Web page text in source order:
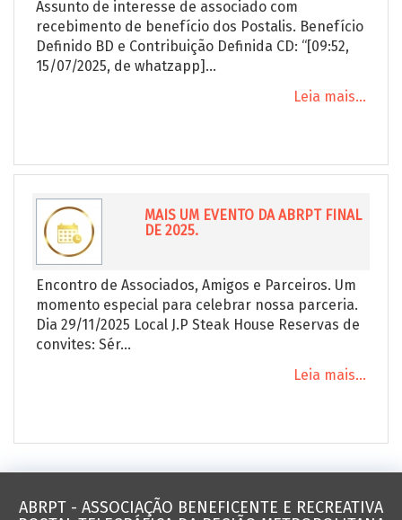
Assunto de interesse de associado com
recebimento de benefício dos Postalis. Benefício
Definido BD e Contribuição Definida CD: “[09:52,
15/07/2025, de whatzapp]...
Leia mais...
MAIS UM EVENTO DA ABRPT FINAL
DE 2025.
Encontro de Associados, Amigos e Parceiros. Um
momento especial para celebrar nossa parceria.
Dia 29/11/2025 Local J.P Steak House Reservas de
convites: Sér...
Leia mais...
ABRPT - ASSOCIAÇÃO BENEFICENTE E RECREATIVA